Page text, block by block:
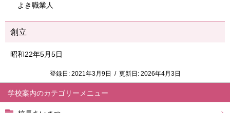
学校案内
よき職業人
創立
昭和22年5月5日
登録日: 2021年3月9日 / 更新日: 2026年4月3日